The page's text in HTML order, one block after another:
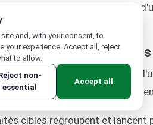
. Les fichiers
Systemd :
des types uniques de fichiers
Au lieu de cela, elles
cibles regroupent et
and, with your consent, to
your experience. Accept all, reject
to allow.
non-
essential
Accept all